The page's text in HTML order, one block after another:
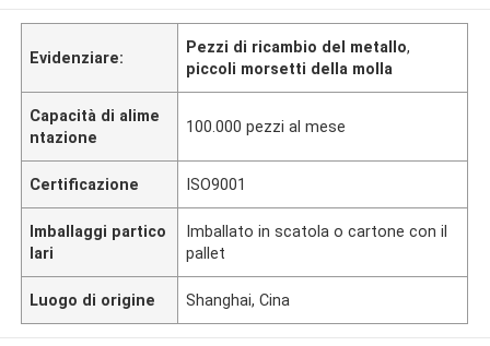
Evidenziare:
Pezzi di ricambio del metallo,
piccoli morsetti della molla
Capacità di alime
ntazione
100.000 pezzi al mese
Certificazione ISO9001
Imballaggi partico
lari
Imballato in scatola o cartone con il
pallet
Luogo di origine Shanghai, Cina